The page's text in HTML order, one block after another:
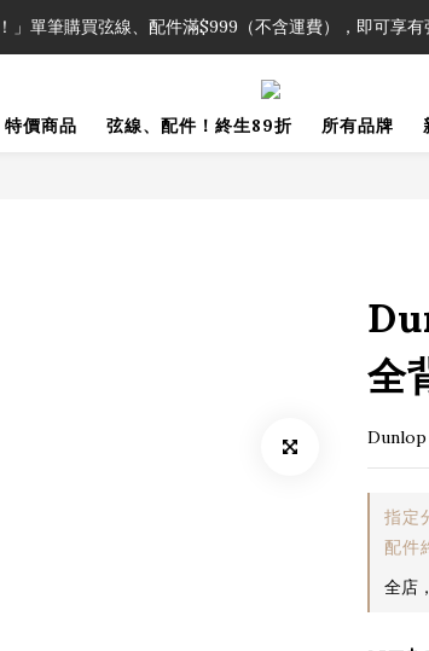
」單筆購買弦線、配件滿$999（不含運費），即可享有
」單筆購買弦線、配件滿$999（不含運費），即可享有
加入會員即領2000元購物金。 加入購物車查看更
」單筆購買弦線、配件滿$999（不含運費），即可享
特價商品
弦線、配件！終生89折 所有品牌
全
Dunlop
指定
配件
全店